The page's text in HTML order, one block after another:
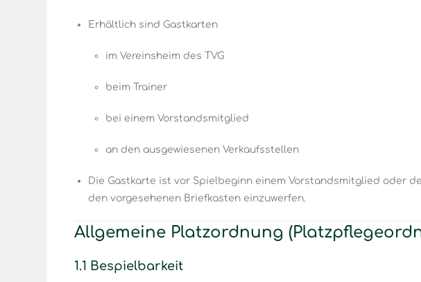
Erhältlich sind Gastkarten
im Vereinsheim des TVG
beim Trainer
bei einem Vorstandsmitglied
an den ausgewiesenen Verkaufsstellen
Die Gastkarte ist vor Spielbeginn einem Vorstandsmitglied oder
den vorgesehenen Briefkasten einzuwerfen.
Allgemeine Platzordnung
1.1 Bespielbarkeit